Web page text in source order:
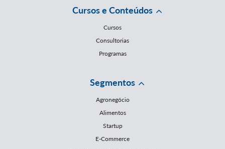
Cursos e Conteúdos
Cursos
Consultorias
Programas
Segmentos
Agronegócio
Alimentos
Startup
E-Commerce